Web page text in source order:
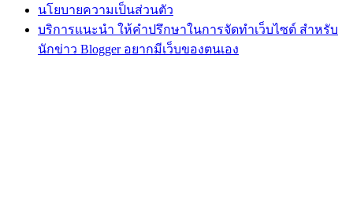
นโยบายความเป็นส่วนตัว
บริการแนะนำ ให้คำปรึกษาในการจัดทำเว็บไซต์ สำหรับ
นักข่าว Blogger อยากมีเว็บของตนเอง